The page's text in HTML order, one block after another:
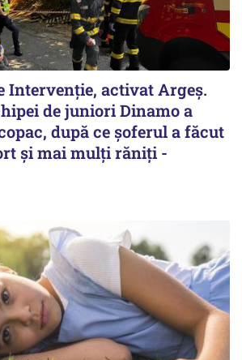
Intervenţie, activat Argeş.
de juniori Dinamo a
după ce șoferul a făcut
și mai mulți răniți -